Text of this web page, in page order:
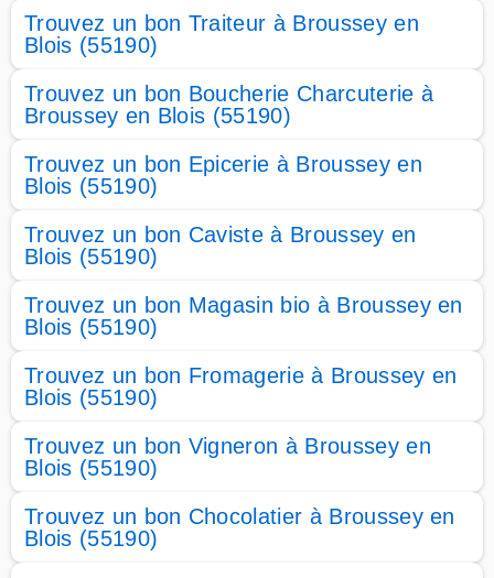
Trouvez un bon Traiteur à Broussey en
Blois (55190)
Trouvez un bon Boucherie Charcuterie à
Broussey en Blois (55190)
Trouvez un bon Epicerie à Broussey en
Blois (55190)
Trouvez un bon Caviste à Broussey en
Blois (55190)
Trouvez un bon Magasin bio à Broussey en
Blois (55190)
Trouvez un bon Fromagerie à Broussey en
Blois (55190)
Trouvez un bon Vigneron à Broussey en
Blois (55190)
Trouvez un bon Chocolatier à Broussey en
Blois (55190)